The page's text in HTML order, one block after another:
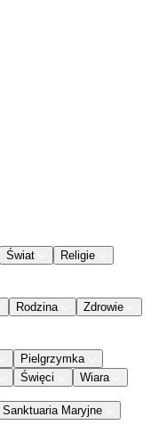
Świat
Religie
Rodzina
Zdrowie
Pielgrzymka
Święci Wiara
Sanktuaria Maryjne